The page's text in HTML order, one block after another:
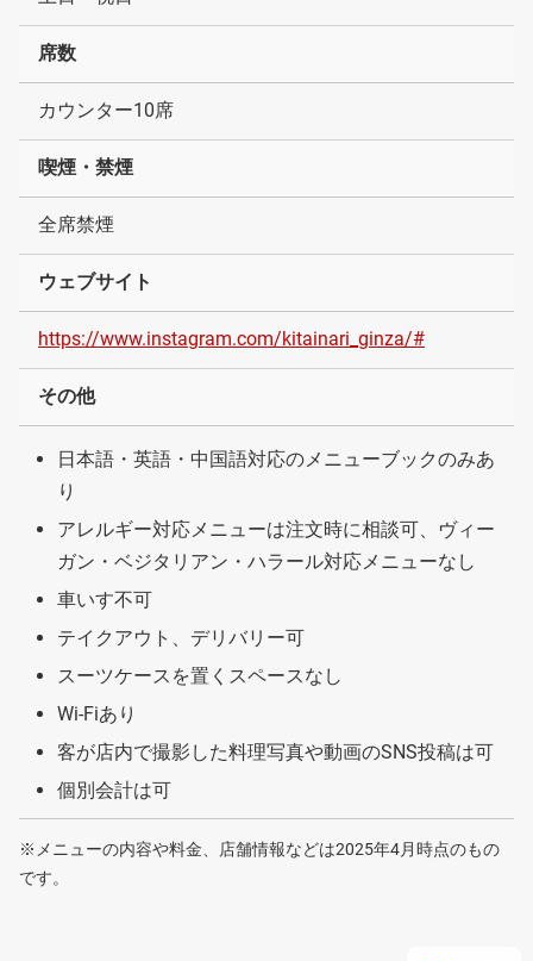
席数
カウンター10席
喫煙・禁煙
全席禁煙
ウェブサイト
https://www.instagram.com/kitainari_ginza/#
その他
日本語・英語・中国語対応のメニューブックのみあ
り
アレルギー対応メニューは注文時に相談可、ヴィー
ガン・ベジタリアン・ハラール対応メニューなし
車いす不可
テイクアウト、デリバリー可
スーツケースを置くスペースなし
Wi-Fiあり
客が店内で撮影した料理写真や動画のSNS投稿は可
個別会計は可
※メニューの内容や料金、店舗情報などは2025年4月時点のもの
です。